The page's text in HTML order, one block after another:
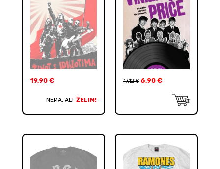
19,90 €
NEMA, ALI ŽELIM!
17,12€ 6,90 €